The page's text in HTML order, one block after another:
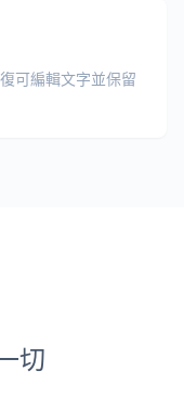
可編輯文字並保留
切